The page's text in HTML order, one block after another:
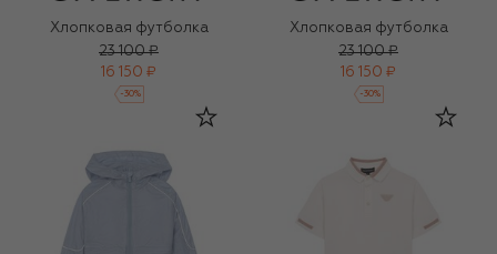
Хлопковая футболка
23 100 ₽
16 150 ₽
-30%
Хлопковая футболка
23 100 ₽
16 150 ₽
-30%